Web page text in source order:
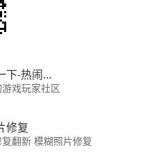
闪现一下-热闹的游戏玩家社区
戏玩家社区
修复
翻新 模糊照片修复